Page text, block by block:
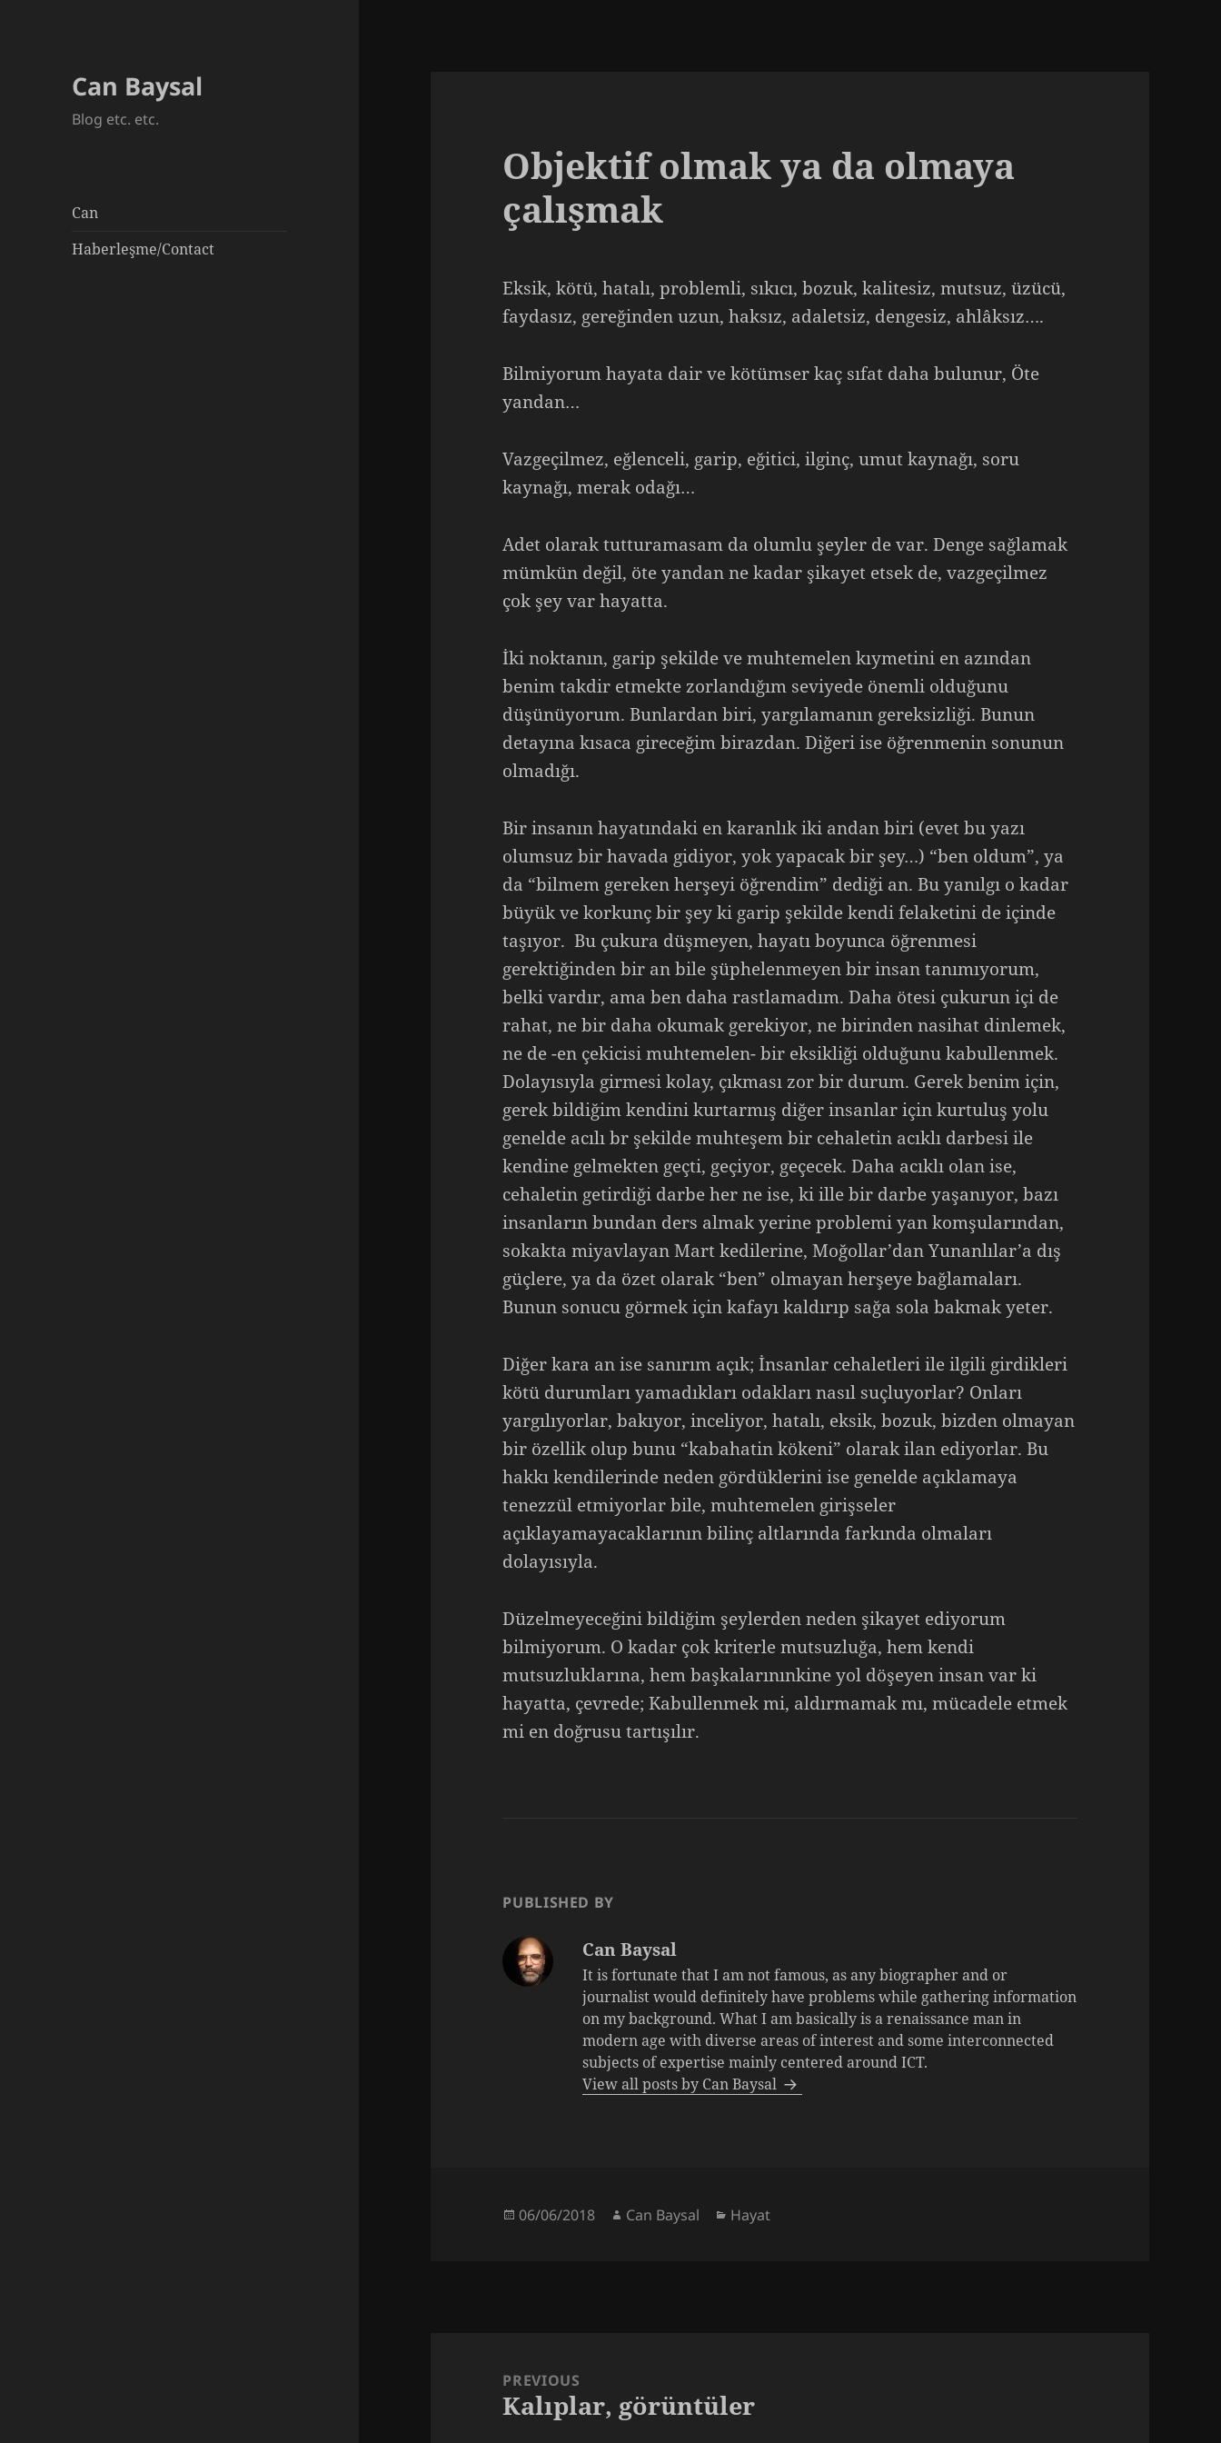
Can Baysal
Blog etc. etc.
Can
Haberleşme/Contact
Objektif olmak ya da olmaya
çalışmak
Eksik, kötü, hatalı, problemli, sıkıcı, bozuk, kalitesiz, mutsuz, üzücü,
faydasız, gereğinden uzun, haksız, adaletsiz, dengesiz, ahlâksız….
Bilmiyorum hayata dair ve kötümser kaç sıfat daha bulunur, Öte
yandan…
Vazgeçilmez, eğlenceli, garip, eğitici, ilginç, umut kaynağı, soru
kaynağı, merak odağı…
Adet olarak tutturamasam da olumlu şeyler de var. Denge sağlamak
mümkün değil, öte yandan ne kadar şikayet etsek de, vazgeçilmez
çok şey var hayatta.
İki noktanın, garip şekilde ve muhtemelen kıymetini en azından
benim takdir etmekte zorlandığım seviyede önemli olduğunu
düşünüyorum. Bunlardan biri, yargılamanın gereksizliği. Bunun
detayına kısaca gireceğim birazdan. Diğeri ise öğrenmenin sonunun
olmadığı.
Bir insanın hayatındaki en karanlık iki andan biri (evet bu yazı
olumsuz bir havada gidiyor, yok yapacak bir şey…) “ben oldum”, ya
da “bilmem gereken herşeyi öğrendim” dediği an. Bu yanılgı o kadar
büyük ve korkunç bir şey ki garip şekilde kendi felaketini de içinde
taşıyor. Bu çukura düşmeyen, hayatı boyunca öğrenmesi
gerektiğinden bir an bile şüphelenmeyen bir insan tanımıyorum,
belki vardır, ama ben daha rastlamadım. Daha ötesi çukurun içi de
rahat, ne bir daha okumak gerekiyor, ne birinden nasihat dinlemek,
ne de -en çekicisi muhtemelen- bir eksikliği olduğunu kabullenmek.
Dolayısıyla girmesi kolay, çıkması zor bir durum. Gerek benim için,
gerek bildiğim kendini kurtarmış diğer insanlar için kurtuluş yolu
genelde acılı br şekilde muhteşem bir cehaletin acıklı darbesi ile
kendine gelmekten geçti, geçiyor, geçecek. Daha acıklı olan ise,
cehaletin getirdiği darbe her ne ise, ki ille bir darbe yaşanıyor, bazı
insanların bundan ders almak yerine problemi yan komşularından,
sokakta miyavlayan Mart kedilerine, Moğollar’dan Yunanlılar’a dış
güçlere, ya da özet olarak “ben” olmayan herşeye bağlamaları.
Bunun sonucu görmek için kafayı kaldırıp sağa sola bakmak yeter.
Diğer kara an ise sanırım açık; İnsanlar cehaletleri ile ilgili girdikleri
kötü durumları yamadıkları odakları nasıl suçluyorlar? Onları
yargılıyorlar, bakıyor, inceliyor, hatalı, eksik, bozuk, bizden olmayan
bir özellik olup bunu “kabahatin kökeni” olarak ilan ediyorlar. Bu
hakkı kendilerinde neden gördüklerini ise genelde açıklamaya
tenezzül etmiyorlar bile, muhtemelen girişseler
açıklayamayacaklarının bilinç altlarında farkında olmaları
dolayısıyla.
Düzelmeyeceğini bildiğim şeylerden neden şikayet ediyorum
bilmiyorum. O kadar çok kriterle mutsuzluğa, hem kendi
mutsuzluklarına, hem başkalarınınkine yol döşeyen insan var ki
hayatta, çevrede; Kabullenmek mi, aldırmamak mı, mücadele etmek
mi en doğrusu tartışılır.
PUBLISHED BY
Can Baysal
It is fortunate that I am not famous, as any biographer and or
journalist would definitely have problems while gathering information
on my background. What I am basically is a renaissance man in
modern age with diverse areas of interest and some interconnected
subjects of expertise mainly centered around ICT.
View all posts by Can Baysal
Posted
06/06/2018 Author
Can Baysal Categories
Hayat
navigationPREVIOUS
Previous
Kalıplar, görüntüler